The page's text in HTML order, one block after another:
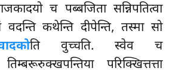
च पब्बजिता सन्निपतित्वा
कथेन्ति दीपेन्ति, तस्मा सो
ति वुच्चति. स्वेव च
तिम्बरूरुक्खपन्तिया परिक्खित्तत्ता